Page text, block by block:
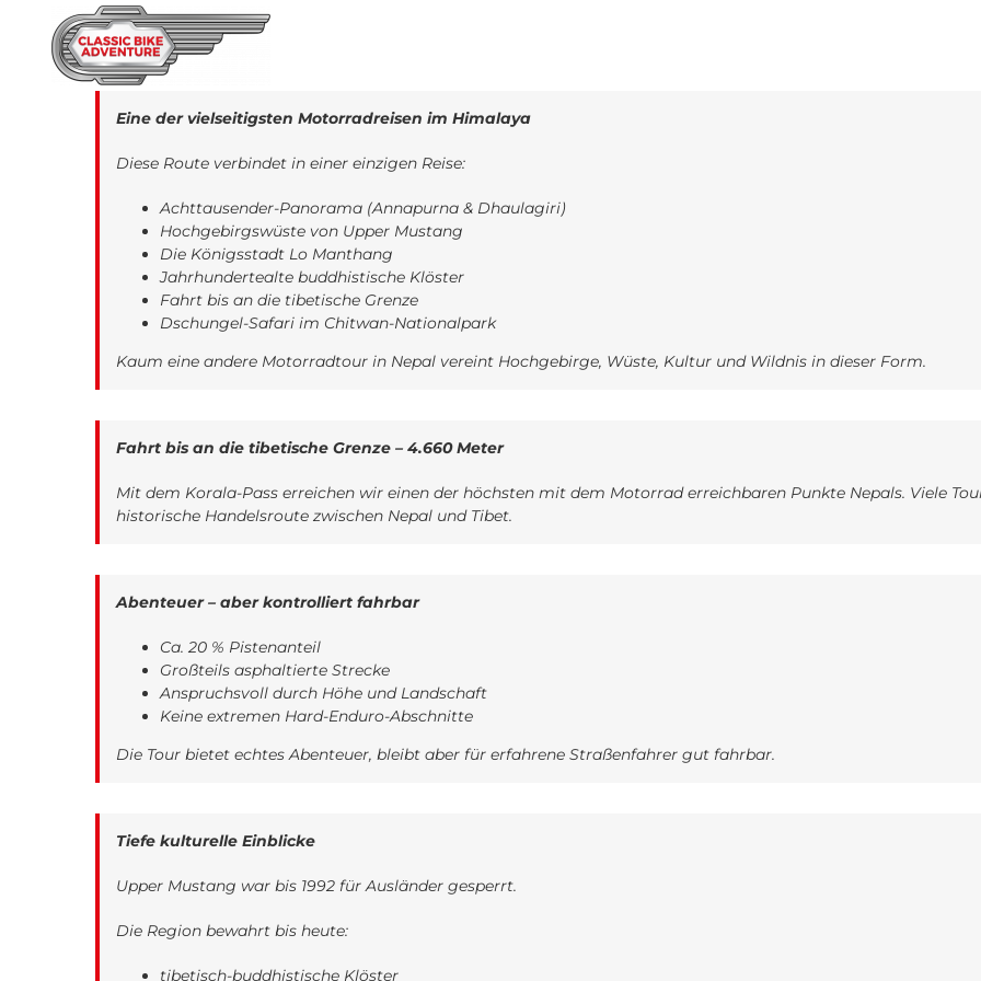
springen
Eine der vielseitigsten Motorradreisen im Himalaya
Diese Route verbindet in einer einzigen Reise:
Achttausender-Panorama (Annapurna & Dhaulagiri)
Hochgebirgswüste von Upper Mustang
Die Königsstadt Lo Manthang
Jahrhundertealte buddhistische Klöster
Fahrt bis an die tibetische Grenze
Dschungel-Safari im Chitwan-Nationalpark
Kaum eine andere Motorradtour in Nepal vereint Hochgebirge, Wüste, Kultur und Wildnis in dieser Form.
Fahrt bis an die tibetische Grenze – 4.660 Meter
Mit dem Korala-Pass erreichen wir einen der höchsten mit dem Motorrad erreichbaren Punkte Nepals. Viele
historische Handelsroute zwischen Nepal und Tibet.
Abenteuer – aber kontrolliert fahrbar
Ca. 20 % Pistenanteil
Großteils asphaltierte Strecke
Anspruchsvoll durch Höhe und Landschaft
Keine extremen Hard-Enduro-Abschnitte
Die Tour bietet echtes Abenteuer, bleibt aber für erfahrene Straßenfahrer gut fahrbar.
Tiefe kulturelle Einblicke
Upper Mustang war bis 1992 für Ausländer gesperrt.
Die Region bewahrt bis heute:
tibetisch-buddhistische Klöster